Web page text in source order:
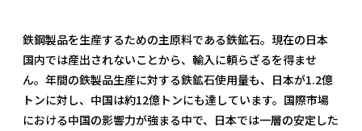
鉄鋼製品を生産するための主原料である鉄鉱石。現在の日本
国内では産出されないことから、輸入に頼らざるを得ませ
ん。年間の鉄製品生産に対する鉄鉱石使用量も、日本が1.2億
トンに対し、中国は約12億トンにも達しています。国際市場
における中国の影響力が強まる中で、日本では一層の安定した